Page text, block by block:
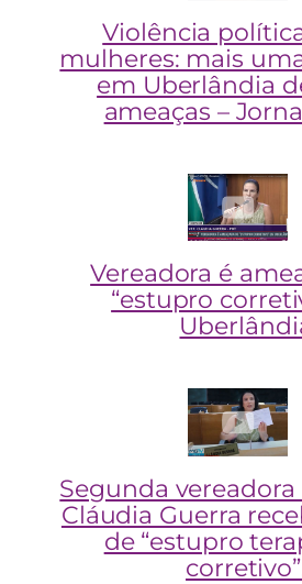
Violência
mulheres: mais
em Uberlândia
ameaças –
Vereadora é
“estupro
Segunda vereadora
Cláudia Guerra
de “estupro